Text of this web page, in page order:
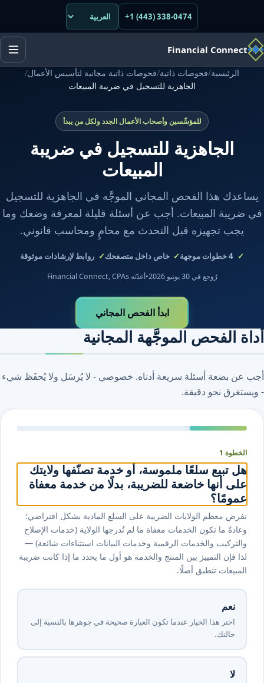
+1 (443) 338-0474
Financial Connect
الرئيسية/فحوصات ذاتية/فحوصات ذاتية مجانية لتأسيس الأعمال/
الجاهزية للتسجيل في ضريبة المبيعات
للمؤسِّسين وأصحاب الأعمال الجدد ولكل من يبدأ
الجاهزية للتسجيل في ضريبة
المبيعات
يساعدك هذا الفحص المجاني الموجَّه في الجاهزية للتسجيل
في ضريبة المبيعات. أجب عن أسئلة قليلة لمعرفة وضعك وما
يجب تجهيزه قبل التحدث مع محامٍ ومحاسب قانوني.
4خطوات موجهة خاص داخل متصفحك روابط لإرشادات موثوقة
رُوجع في 30 يونيو 2026 •أعدّته Financial Connect, CPAs
ابدأ الفحص المجاني
أداة الفحص الموجَّهة المجانية
أجب عن بضعة أسئلة سريعة أدناه. خصوصي - لا يُرسَل ولا يُحفَظ شيء
- ويستغرق نحو دقيقة.
الخطوة 1
هل تبيع سلعًا ملموسة، أو خدمة تصنّفها ولايتك
على أنها خاضعة للضريبة، بدلًا من خدمة معفاة
عمومًا؟
تفرض معظم الولايات الضريبة على السلع المادية بشكل افتراضي؛
وعادةً ما تكون الخدمات معفاة ما لم تُدرجها الولاية (خدمات الإصلاح
والتركيب والخدمات الرقمية وخدمات البيانات استثناءات شائعة) —
لذا فإن التمييز بين المنتج والخدمة هو أول ما يحدد ما إذا كانت ضريبة
المبيعات تنطبق أصلًا.
نعم
اختر هذا الخيار عندما تكون العبارة صحيحة في جوهرها بالنسبة إلى
حالتك.
لا